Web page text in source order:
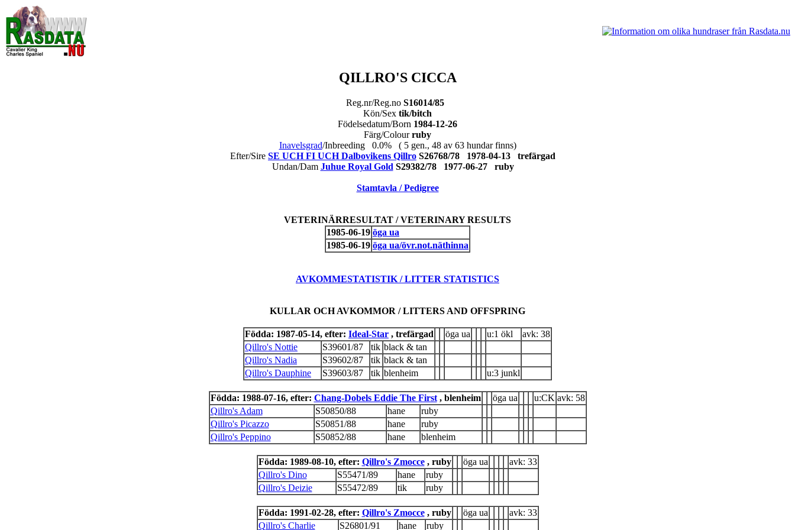
QILLRO'S CICCA
Reg.nr/Reg.no S16014/85
Kön/Sex tik/bitch
Födelsedatum/Born 1984-12-26
Färg/Colourruby
Inavelsgrad/Inbreeding 0.0% ( 5 gen., 48 av 63 hundar finns)
Efter/Sire SE UCH FI UCH Dalbovikens Qillro S26768/78 1978-04-13 trefärgad
Undan/Dam Juhue Royal Gold S29382/78 1977-06-27 ruby
Stamtavla / Pedigree
VETERINÄRRESULTAT / VETERINARY RESULTS
1985-06-19 öga ua
1985-06-19 öga ua/övr.not.näthinna
AVKOMMESTATISTIK / LITTER STATISTICS
KULLAR OCH AVKOMMOR / LITTERS AND OFFSPRING
Födda: 1987-05-14, efter: Ideal-Star , trefärgad öga ua u:1 ökl
avk: 38
Qillro's Nottie
S39601/87 tik black & tan
Qillro's Nadia
S39602/87 tik black & tan
Qillro's Dauphine
S39603/87 tik blenheim u:3 junkl
Födda: 1988-07-16, efter: Chang-Dobels Eddie The First, blenheim öga ua u:CK avk: 58
Qillro's Adam
S50850/88 hane
ruby
Qillro's Picazzo
S50851/88 hane
ruby
Qillro's Peppino
S50852/88 hane blenheim
Födda: 1989-08-10, efter: Qillro's Zmocce, ruby öga ua
avk: 33
Qillro's Dino
S55471/89 hane
ruby
Qillro's Deizie
S55472/89 tik ruby
Födda: 1991-02-28, efter: Qillro's Zmocce, ruby öga ua
avk: 33
Qillro's Charlie
S26801/91 hane ruby